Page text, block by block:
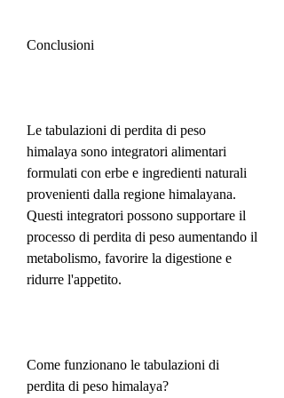
Conclusioni
Le tabulazioni di perdita di peso
himalaya sono integratori alimentari
formulati con erbe e ingredienti naturali
provenienti dalla regione himalayana.
Questi integratori possono supportare il
processo di perdita di peso aumentando il
metabolismo, favorire la digestione e
ridurre l'appetito.
Come funzionano le tabulazioni di
perdita di peso himalaya?